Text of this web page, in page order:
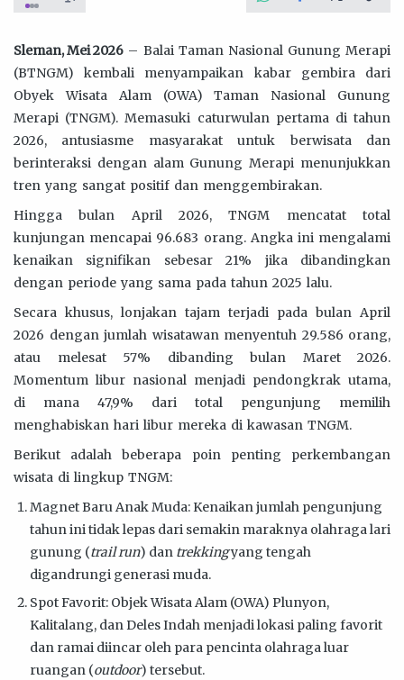
Sleman, Mei 2026 – Balai Taman Nasional Gunung Merapi
(BTNGM) kembali menyampaikan kabar gembira dari
Obyek Wisata Alam (OWA) Taman Nasional Gunung
Merapi (TNGM). Memasuki caturwulan pertama di tahun
2026, antusiasme masyarakat untuk berwisata dan
berinteraksi dengan alam Gunung Merapi menunjukkan
tren yang sangat positif dan menggembirakan.
Hingga bulan April 2026, TNGM mencatat total
kunjungan mencapai 96.683 orang. Angka ini mengalami
kenaikan signifikan sebesar 21% jika dibandingkan
dengan periode yang sama pada tahun 2025 lalu.
Secara khusus, lonjakan tajam terjadi pada bulan April
2026 dengan jumlah wisatawan menyentuh 29.586 orang,
atau melesat 57% dibanding bulan Maret 2026.
Momentum libur nasional menjadi pendongkrak utama,
di mana 47,9% dari total pengunjung memilih
menghabiskan hari libur mereka di kawasan TNGM.
Berikut adalah beberapa poin penting perkembangan
wisata di lingkup TNGM:
Magnet Baru Anak Muda: Kenaikan jumlah pengunjung
tahun ini tidak lepas dari semakin maraknya olahraga lari
gunung (trail run) dan trekkingyang tengah
digandrungi generasi muda.
Spot Favorit: Objek Wisata Alam (OWA) Plunyon,
Kalitalang, dan Deles Indah menjadi lokasi paling favorit
dan ramai diincar oleh para pencinta olahraga luar
ruangan (outdoor) tersebut.